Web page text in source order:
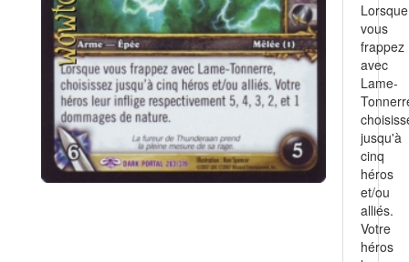
Lorsque
vous
frappez
avec
Lame-
jusqu'à
cinq
héros
et/ou
alliés.
Votre
héros